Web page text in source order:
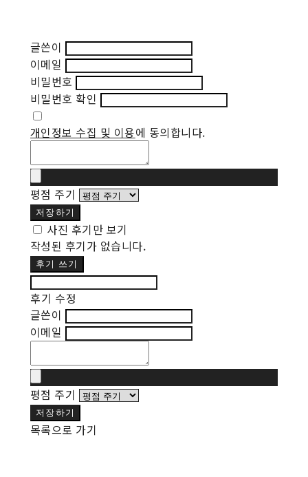
글쓴이
이메일
비밀번호
비밀번호 확인
개인정보 수집 및 이용에 동의합니다.
평점 주기
저장하기
사진 후기만 보기
작성된 후기가 없습니다.
후기 쓰기
후기 수정
글쓴이
이메일
평점 주기
저장하기
목록으로 가기